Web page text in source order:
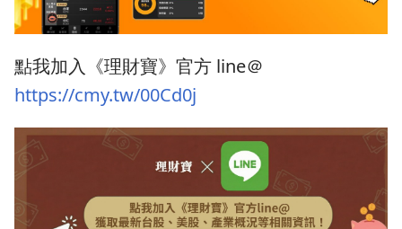
點我加入《理財寶》官方 line＠
https://cmy.tw/00Cd0j